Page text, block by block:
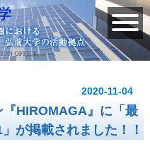
2020-11-04
HIROMAGA』に「最
が掲載されました！！